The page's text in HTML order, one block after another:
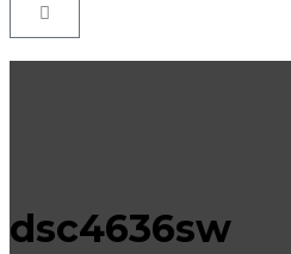
dsc4636sw